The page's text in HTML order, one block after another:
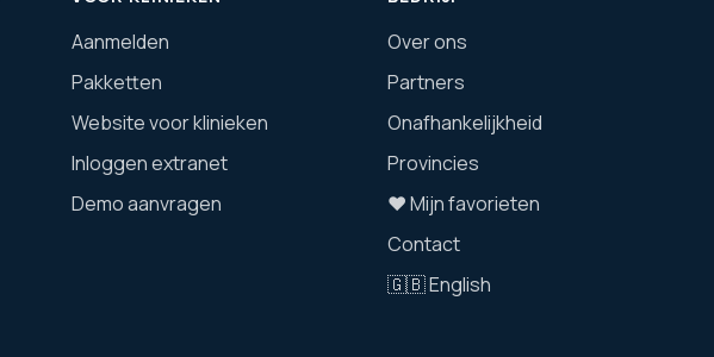
Aanmelden
Pakketten
Website voor klinieken
Inloggen extranet
Demo aanvragen
Over ons
Partners
Onafhankelijkheid
Provincies
❤️ Mijn favorieten
Contact
🇬🇧 English